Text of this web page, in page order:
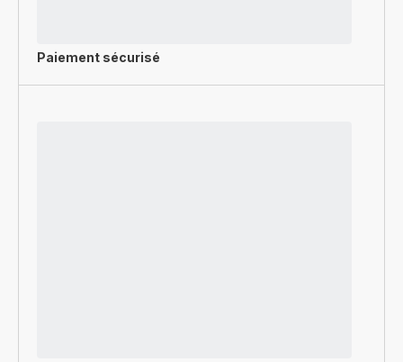
Paiement sécurisé